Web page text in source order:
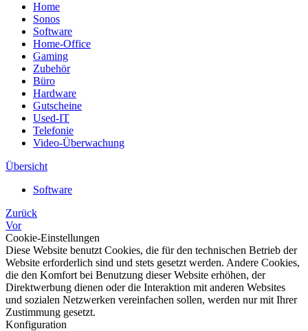
Home
Sonos
Software
Home-Office
Gaming
Zubehör
Büro
Hardware
Gutscheine
Used-IT
Telefonie
Video-Überwachung
Übersicht
Software
Zurück
Vor
Cookie-Einstellungen
Diese Website benutzt Cookies, die für den technischen Betrieb der
Website erforderlich sind und stets gesetzt werden. Andere Cookies,
die den Komfort bei Benutzung dieser Website erhöhen, der
Direktwerbung dienen oder die Interaktion mit anderen Websites
und sozialen Netzwerken vereinfachen sollen, werden nur mit Ihrer
Zustimmung gesetzt.
Konfiguration